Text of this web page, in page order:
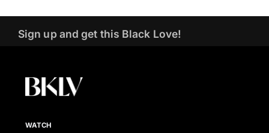
Sign up and get this Black Love!
WATCH